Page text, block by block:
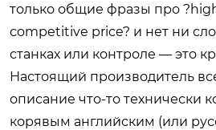
только общие фразы про
competitive price? и нет ни
станках или контроле — это
Настоящий производитель
описание что-то технически
корявым английским (или